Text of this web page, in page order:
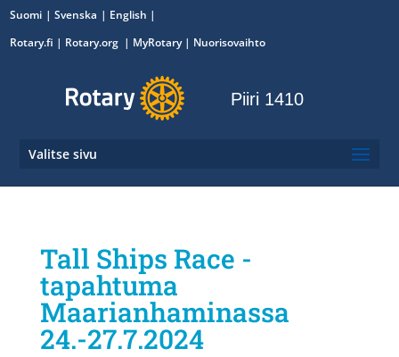
Suomi Svenska
English
Rotary.fi | Rotary.org | MyRotary| Nuorisovaihto
Piiri 1410
Valitse sivu
Tall Ships Race -
tapahtuma
Maarianhaminassa
24.-27.7.2024